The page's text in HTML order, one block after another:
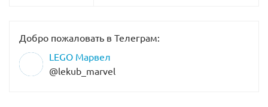
Добро пожаловать в Телеграм:
LEGO Марвел
@lekub_marvel